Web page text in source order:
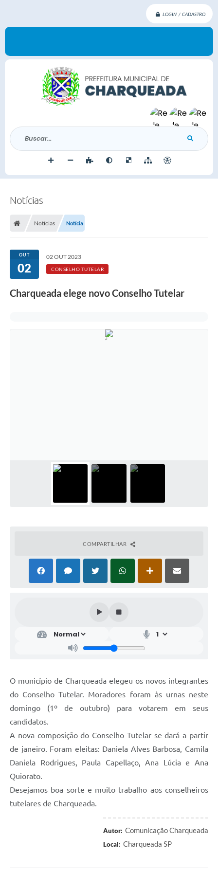
LOGIN / CADASTRO
Buscar...
Notícias
Notícias Notícia
OUT
02
02 OUT 2023
CONSELHO TUTELAR
Charqueada elege novo Conselho Tutelar
COMPARTILHAR
O município de Charqueada elegeu os novos integrantes
do Conselho Tutelar. Moradores foram às urnas neste
domingo (1º de outubro) para votarem em seus
candidatos.
A nova composição do Conselho Tutelar se dará a partir
de janeiro. Foram eleitas: Daniela Alves Barbosa, Camila
Daniela Rodrigues, Paula Capellaço, Ana Lúcia e Ana
Quiorato.
Desejamos boa sorte e muito trabalho aos conselheiros
tutelares de Charqueada.
Autor: Comunicação Charqueada
Local: Charqueada SP